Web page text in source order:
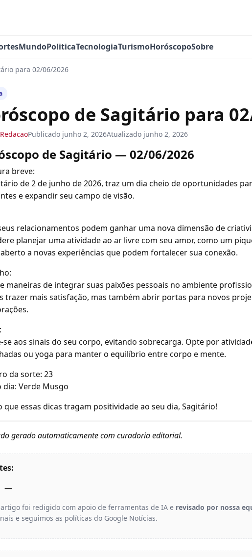
MundoPoliticaTecnologiaTurismoHoróscopoSobre
para 02/06/2026
de Sagitário para
Publicado junho 2, 2026Atualizado junho 2, 2026
de Sagitário — 02/06/2026
breve:
de 2 de junho de 2026, traz um dia cheio de oportunidades
e expandir seu campo de visão.
relacionamentos podem ganhar uma nova dimensão de
planejar uma atividade ao ar livre com seu amor, como um
a novas experiências que podem fortalecer sua conexão.
maneiras de integrar suas paixões pessoais no ambiente
trazer mais satisfação, mas também abrir portas para novos
se aos sinais do seu corpo, evitando sobrecarga. Opte por
ou yoga para manter o equilíbrio entre corpo e mente.
da sorte: 23
dia: Verde Musgo
que essas dicas tragam positividade ao seu dia, Sagitário!
gerado automaticamente com curadoria editorial.
—
artigo foi redigido com apoio de ferramentas de IA e revisado por nossa
e seguimos as políticas do Google Notícias.